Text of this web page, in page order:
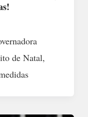
de Natal,